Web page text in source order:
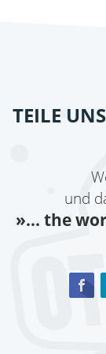
TEILE
und
»... the